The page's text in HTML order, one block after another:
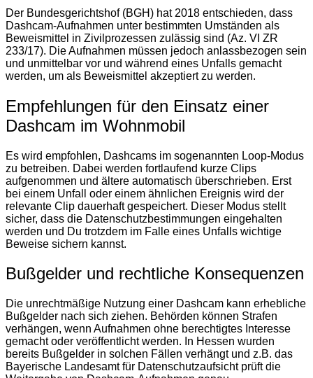
Der Bundesgerichtshof (BGH) hat 2018 entschieden, dass
Dashcam-Aufnahmen unter bestimmten Umständen als
Beweismittel in Zivilprozessen zulässig sind (Az. VI ZR
233/17). Die Aufnahmen müssen jedoch anlassbezogen sein
und unmittelbar vor und während eines Unfalls gemacht
werden, um als Beweismittel akzeptiert zu werden​​.
Empfehlungen für den Einsatz einer
Dashcam im Wohnmobil
Es wird empfohlen, Dashcams im sogenannten Loop-Modus
zu betreiben. Dabei werden fortlaufend kurze Clips
aufgenommen und ältere automatisch überschrieben. Erst
bei einem Unfall oder einem ähnlichen Ereignis wird der
relevante Clip dauerhaft gespeichert​. Dieser Modus stellt
sicher, dass die Datenschutzbestimmungen eingehalten
werden und Du trotzdem im Falle eines Unfalls wichtige
Beweise sichern kannst.
Bußgelder und rechtliche Konsequenzen
Die unrechtmäßige Nutzung einer Dashcam kann erhebliche
Bußgelder nach sich ziehen. Behörden können Strafen
verhängen, wenn Aufnahmen ohne berechtigtes Interesse
gemacht oder veröffentlicht werden. In Hessen wurden
bereits Bußgelder in solchen Fällen verhängt und z.B. das
Bayerische Landesamt für Datenschutzaufsicht prüft die